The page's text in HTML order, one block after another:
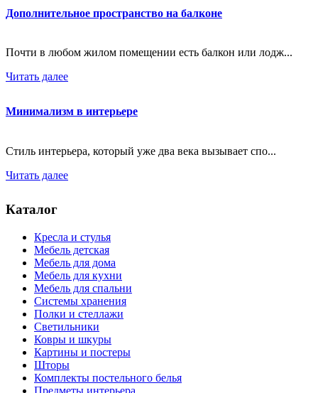
Дополнительное пространство на балконе
Почти в любом жилом помещении есть балкон или лодж...
Читать далее
Минимализм в интерьере
Стиль интерьера, который уже два века вызывает спо...
Читать далее
Каталог
Кресла и стулья
Мебель детская
Мебель для дома
Мебель для кухни
Мебель для спальни
Системы хранения
Полки и стеллажи
Светильники
Ковры и шкуры
Картины и постеры
Шторы
Комплекты постельного белья
Предметы интерьера